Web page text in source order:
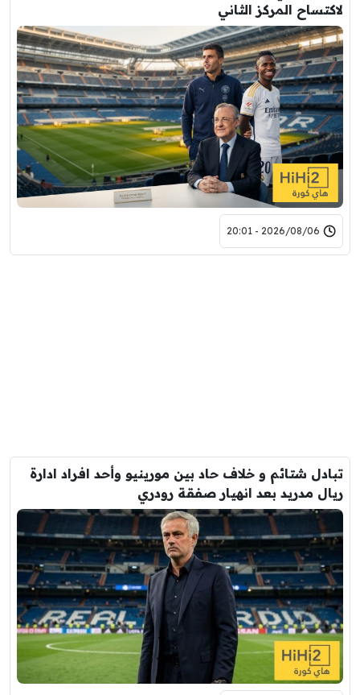
لاكتساح المركز الثاني
2026/08/06 - 20:01
تبادل شتائم و خلاف حاد بين مورينيو وأحد افراد ادارة
ريال مدريد بعد انهيار صفقة رودري